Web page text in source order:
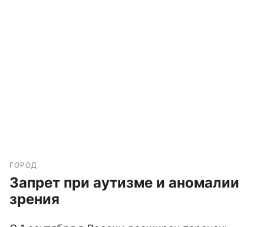
ГОРОД
Запрет при аутизме и аномалии
зрения